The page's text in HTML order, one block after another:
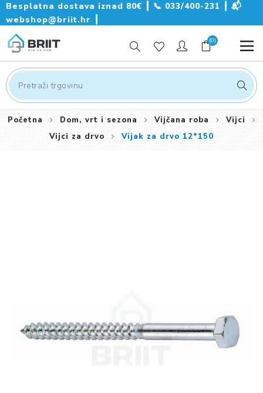
Besplatna dostava iznad 80€ ┃ 📞 033/400-231
📬
webshop@briit.hr
(0)
Početna Dom, vrt i sezona Vijčana roba
Vijci
Vijci za drvo
Vijak za drvo 12*150